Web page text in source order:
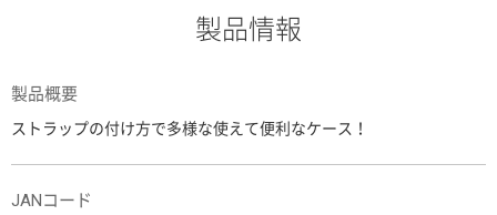
製品情報
製品概要
ストラップの付け方で多様な使えて便利なケース！
JANコード